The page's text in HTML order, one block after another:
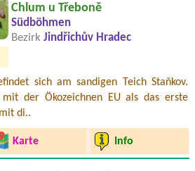
Chlum u Třeboně
Südböhmen
Bezirk Jindřichův Hradec
sich am sandigen Teich Staňkov.
der Ökozeichnen EU als das erste
di..
Karte Info